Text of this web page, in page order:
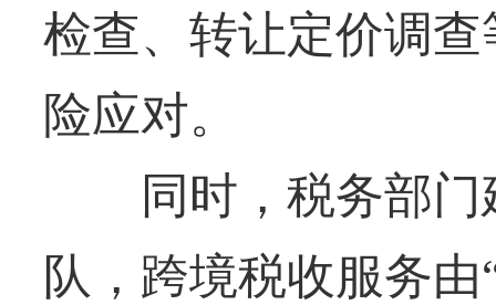
检查、转让定价调
险应对。
同时，税务部门
队，跨境税收服务